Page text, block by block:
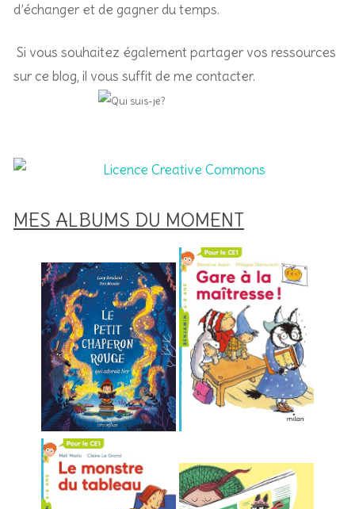
d’échanger et de gagner du temps.
Si vous souhaitez également partager vos ressources
sur ce blog, il vous suffit de me contacter.
MES ALBUMS DU MOMENT